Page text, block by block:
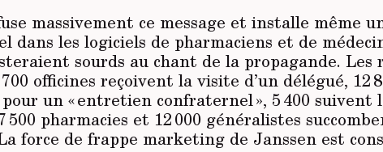
massivement ce message et installe même
dans les logiciels de pharmaciens et de
sourds au chant de la propagande. Les
officines reçoivent la visite d’un délégué, 12
un « entretien confraternel », 5 400
500 pharmacies et 12 000 généralistes
force de frappe marketing de Janssen est